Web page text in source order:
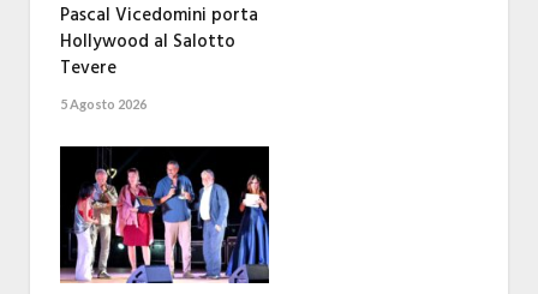
Pascal Vicedomini porta
Hollywood al Salotto
Tevere
5 Agosto 2026